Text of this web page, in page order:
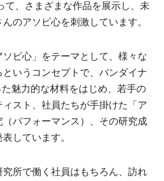
て、さまざまな作品を展示し、未
のアソビ心を刺激しています。
ビ心」をテーマとして、様々な
いうコンセプトで、バンダイナ
魅力的な材料をはじめ、若手の
スト、社員たちが手掛けた「ア
パフォーマンス）、その研究成
しています。
所で働く社員はもちろん、訪れ